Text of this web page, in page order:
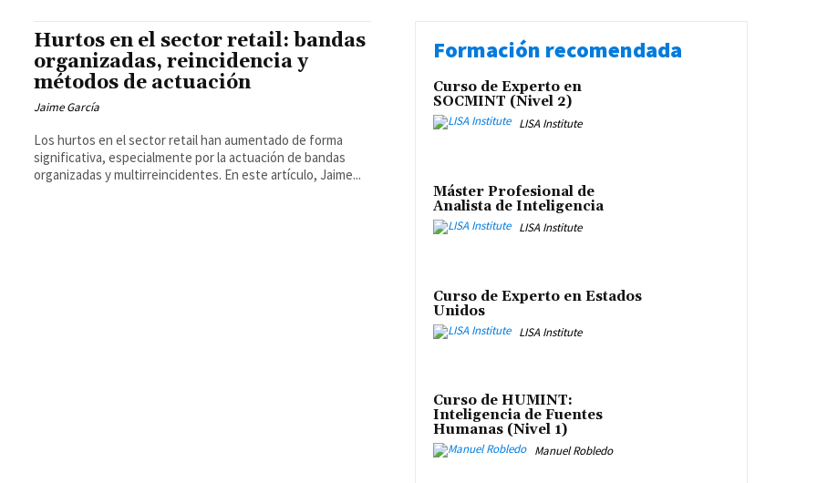
Hurtos en el sector retail: bandas
organizadas, reincidencia y
métodos de actuación
Jaime García
Los hurtos en el sector retail han aumentado de forma
significativa, especialmente por la actuación de bandas
organizadas y multirreincidentes. En este artículo, Jaime...
Formación recomendada
Curso de Experto en
SOCMINT (Nivel 2)
LISA Institute
Máster Profesional de
Analista de Inteligencia
LISA Institute
Curso de Experto en Estados
Unidos
LISA Institute
Curso de HUMINT:
Inteligencia de Fuentes
Humanas (Nivel 1)
Manuel Robledo